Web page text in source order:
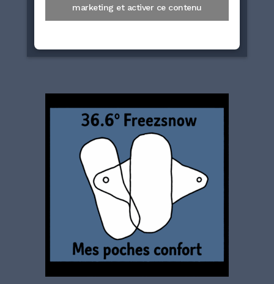
marketing et activer ce contenu